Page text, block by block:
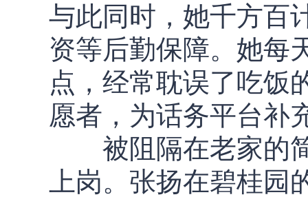
与此同时，她千方百
资等后勤保障。她每
点，经常耽误了吃饭
愿者，为话务平台补
被阻隔在老家的简
上岗。张扬在碧桂